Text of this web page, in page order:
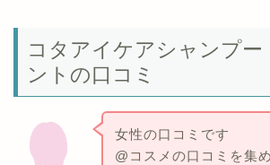
コタアイケアシャンプー
ントの口コミ
女性の口コミです
@コスメの口コミを集